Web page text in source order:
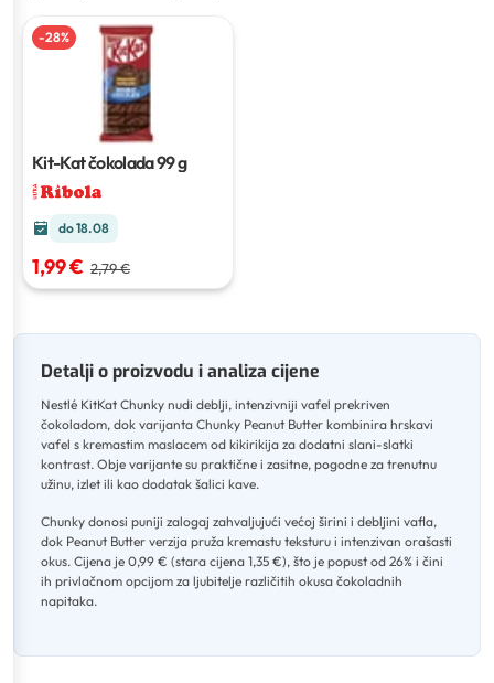
-28%
Kit-Kat čokolada99 g
do 18.08
1,99 € 2,79 €
Detalji o proizvodu i analiza cijene
Nestlé KitKat Chunky nudi deblji, intenzivniji vafel prekriven
čokoladom, dok varijanta Chunky Peanut Butter kombinira hrskavi
vafel s kremastim maslacem od kikirikija za dodatni slani-slatki
kontrast. Obje varijante su praktične i zasitne, pogodne za trenutnu
užinu, izlet ili kao dodatak šalici kave.
Chunky donosi puniji zalogaj zahvaljujući većoj širini i debljini vafla,
dok Peanut Butter verzija pruža kremastu teksturu i intenzivan orašasti
okus. Cijena je 0,99 € (stara cijena 1,35 €), što je popust od 26% i čini
ih privlačnom opcijom za ljubitelje različitih okusa čokoladnih
napitaka.